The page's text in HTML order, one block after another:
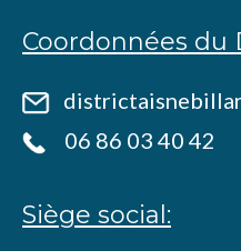
Coordonnées du
06 86 03 40 42
Siège social: